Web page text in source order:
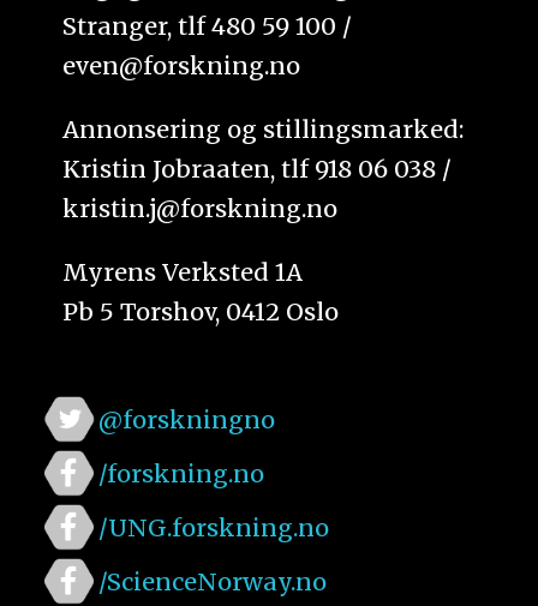
Stranger, tlf 480 59 100 /
even@forskning.no
Annonsering og stillingsmarked:
Kristin Jobraaten, tlf 918 06 038 /
kristin.j@forskning.no
Myrens Verksted 1A
Pb 5 Torshov, 0412 Oslo
@forskningno
/forskning.no
/UNG.forskning.no
/ScienceNorway.no